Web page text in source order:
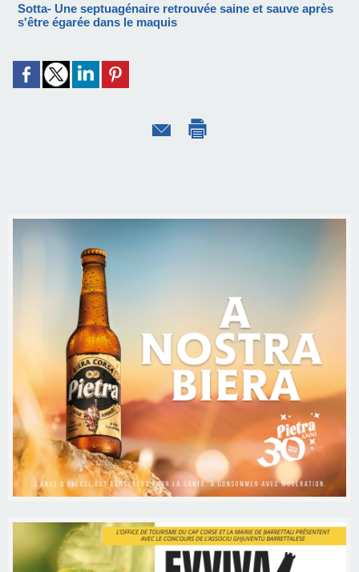
Sotta- Une septuagénaire retrouvée saine et sauve après
s'être égarée dans le maquis